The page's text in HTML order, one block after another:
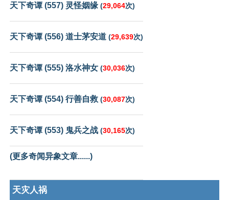
天下奇谭 (557) 灵怪姻缘 (29,064次)
天下奇谭 (556) 道士茅安道 (29,639次)
天下奇谭 (555) 洛水神女 (30,036次)
天下奇谭 (554) 行善自救 (30,087次)
天下奇谭 (553) 鬼兵之战 (30,165次)
(更多奇闻异象文章......)
天灾人祸